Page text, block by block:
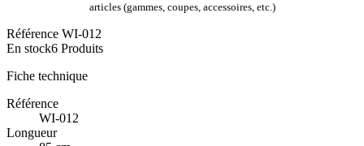
articles (gammes, coupes, accessoires, etc.)
Référence WI-012
En stock6 Produits
Fiche technique
Référence
WI-012
Longueur